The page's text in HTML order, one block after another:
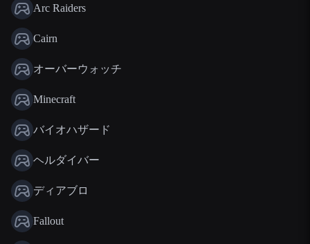
Arc Raiders
Cairn
オーバーウォッチ
Minecraft
バイオハザード
ヘルダイバー
ディアブロ
Fallout